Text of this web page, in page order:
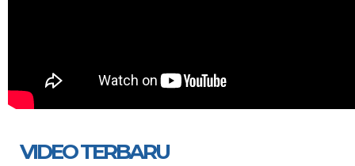
VIDEO TERBARU